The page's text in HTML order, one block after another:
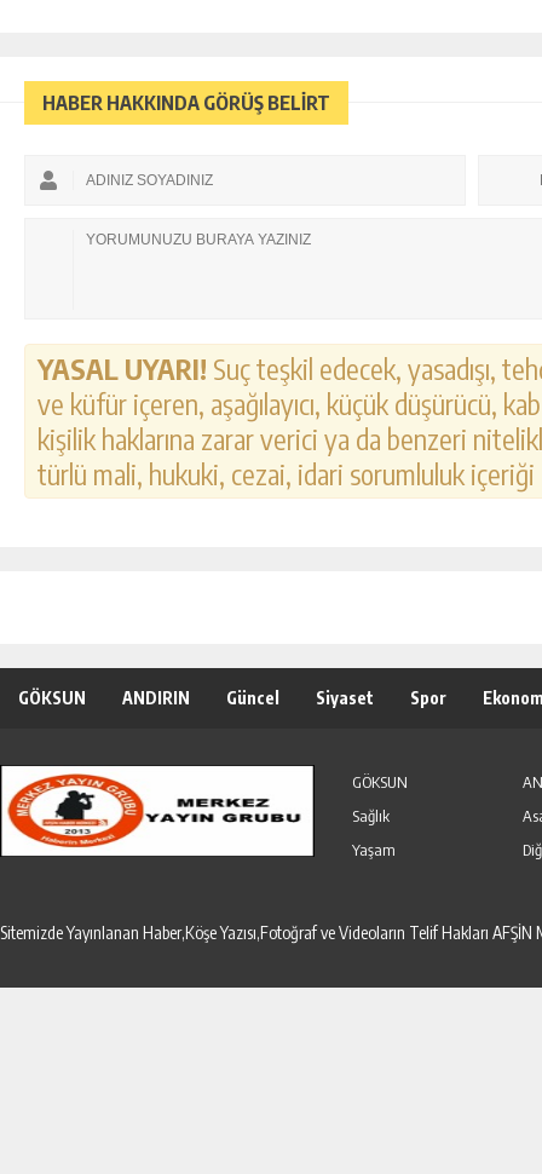
HABER HAKKINDA GÖRÜŞ BELİRT
YASAL UYARI! Suç teşkil edecek, yasadışı,
ve küfür içeren, aşağılayıcı, küçük düşürücü,
kişilik haklarına zarar verici ya da benzeri
türlü mali, hukuki, cezai, idari sorumluluk
GÖKSUN ANDIRIN Güncel Siyaset Spor
GÖKSUN
Sağlık
Yaşam
Sitemizde Yayınlanan Haber,Köşe Yazısı,Fotoğraf ve Videoların Telif Hakları